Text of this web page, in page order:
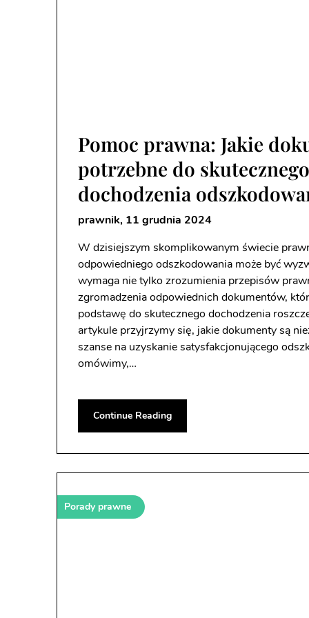
Pomoc prawna: Jakie
potrzebne do skutecznego
dochodzenia
prawnik, 11 grudnia 2024
W dzisiejszym skomplikowanym świecie
odpowiedniego odszkodowania może być
wymaga nie tylko zrozumienia przepisów
zgromadzenia odpowiednich dokumentów,
podstawę do skutecznego dochodzenia
artykule przyjrzymy się, jakie dokumenty są
szanse na uzyskanie satysfakcjonującego
omówimy,…
Continue Reading
Porady prawne